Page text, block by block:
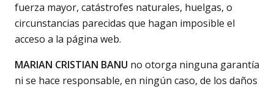
fuerza mayor, catástrofes naturales, huelgas, o
circunstancias parecidas que hagan imposible el
acceso a la página web.
MARIAN CRISTIAN BANU no otorga ninguna garantía
ni se hace responsable, en ningún caso, de los daños